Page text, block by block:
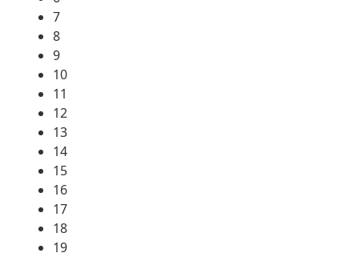
7
8
9
10
11
12
13
14
15
16
17
18
19